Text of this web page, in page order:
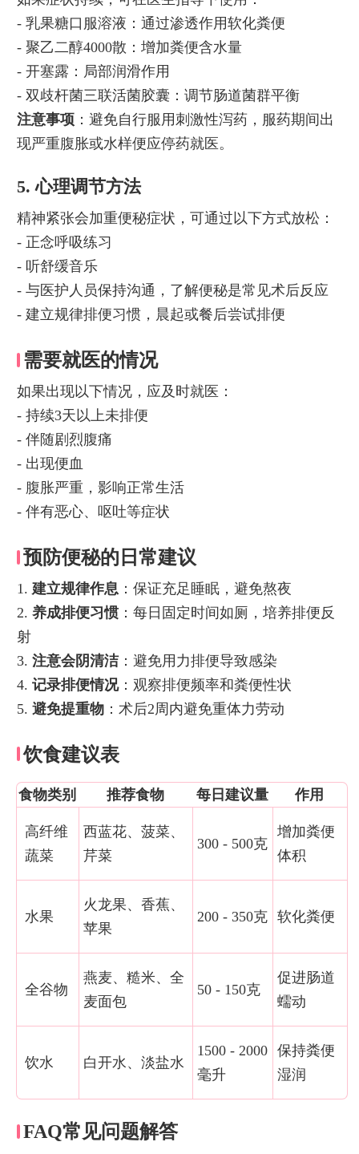
- 乳果糖口服溶液：通过渗透作用软化粪便
- 聚乙二醇4000散：增加粪便含水量
- 开塞露：局部润滑作用
- 双歧杆菌三联活菌胶囊：调节肠道菌群平衡
注意事项：避免自行服用刺激性泻药，服药期间出
现严重腹胀或水样便应停药就医。
5. 心理调节方法
精神紧张会加重便秘症状，可通过以下方式放松：
- 正念呼吸练习
- 听舒缓音乐
- 与医护人员保持沟通，了解便秘是常见术后反应
- 建立规律排便习惯，晨起或餐后尝试排便
需要就医的情况
如果出现以下情况，应及时就医：
- 持续3天以上未排便
- 伴随剧烈腹痛
- 出现便血
- 腹胀严重，影响正常生活
- 伴有恶心、呕吐等症状
预防便秘的日常建议
1. 建立规律作息 ：保证充足睡眠，避免熬夜
2. 养成排便习惯：每日固定时间如厕，培养排便反
射
3. 注意会阴清洁：避免用力排便导致感染
4. 记录排便情况：观察排便频率和粪便性状
5. 避免提重物：术后2周内避免重体力劳动
饮食建议表
食物类别 推荐食物 每日建议量 作用
高纤维
蔬菜
西蓝花、菠菜、
芹菜
300 - 500克
增加粪便
体积
水果
火龙果、香蕉、
苹果
200 - 350克 软化粪便
全谷物
燕麦、糙米、全
麦面包
50 - 150克
促进肠道
蠕动
饮水 白开水、淡盐水
1500 - 2000
毫升
保持粪便
湿润
FAQ常见问题解答